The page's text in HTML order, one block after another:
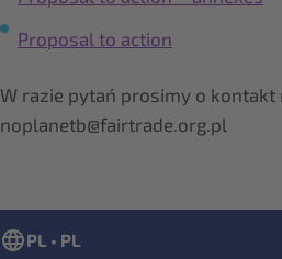
Proposal to action
W razie pytań prosimy o kontakt
noplanetb@fairtrade.org.pl
PL • PL